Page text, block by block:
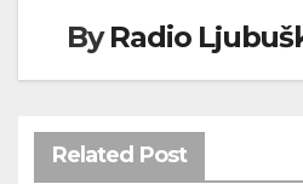
ByRadio
Related Post